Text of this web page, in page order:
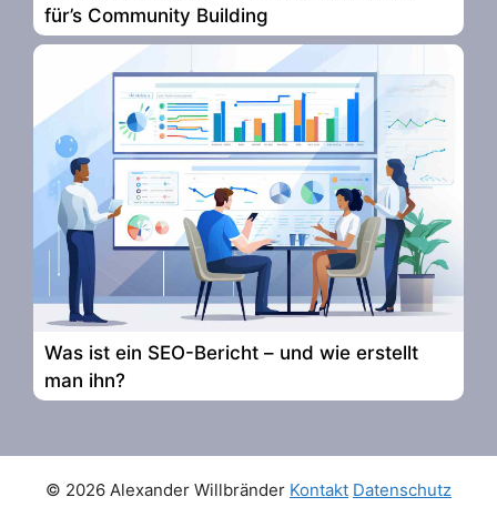
für’s Community Building
Was ist ein SEO-Bericht – und wie erstellt
man ihn?
© 2026 Alexander Willbränder Kontakt Datenschutz